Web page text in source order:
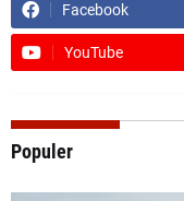
Facebook
YouTube
Populer